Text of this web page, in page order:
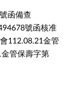
函備查
號函核准
112.08.21金管
管保壽字第